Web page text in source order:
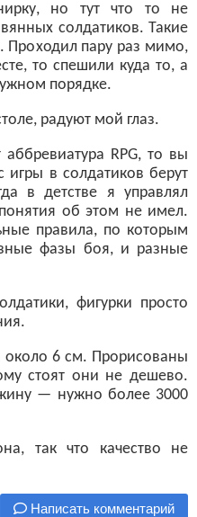
но тут что то не
солдатиков. Такие
Проходил пару раз мимо,
то спешили куда то, а
порядке.
радуют мой глаз.
RPG, то вы
в солдатиков берут
в детстве я управлял
об этом не имел.
правила, по которым
фазы боя, и разные
фигурки просто
около 6 см. Прорисованы
стоят они не дешево.
— нужно более 3000
так что качество не
Написать комментарий